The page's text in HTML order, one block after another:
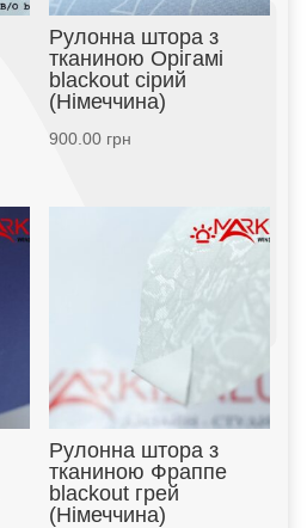
Рулонна штора з
тканиною Орігамі
blackout сірий
(Німеччина)
900.00грн
Рулонна штора з
тканиною Фраппе
blackout грей
(Німеччина)